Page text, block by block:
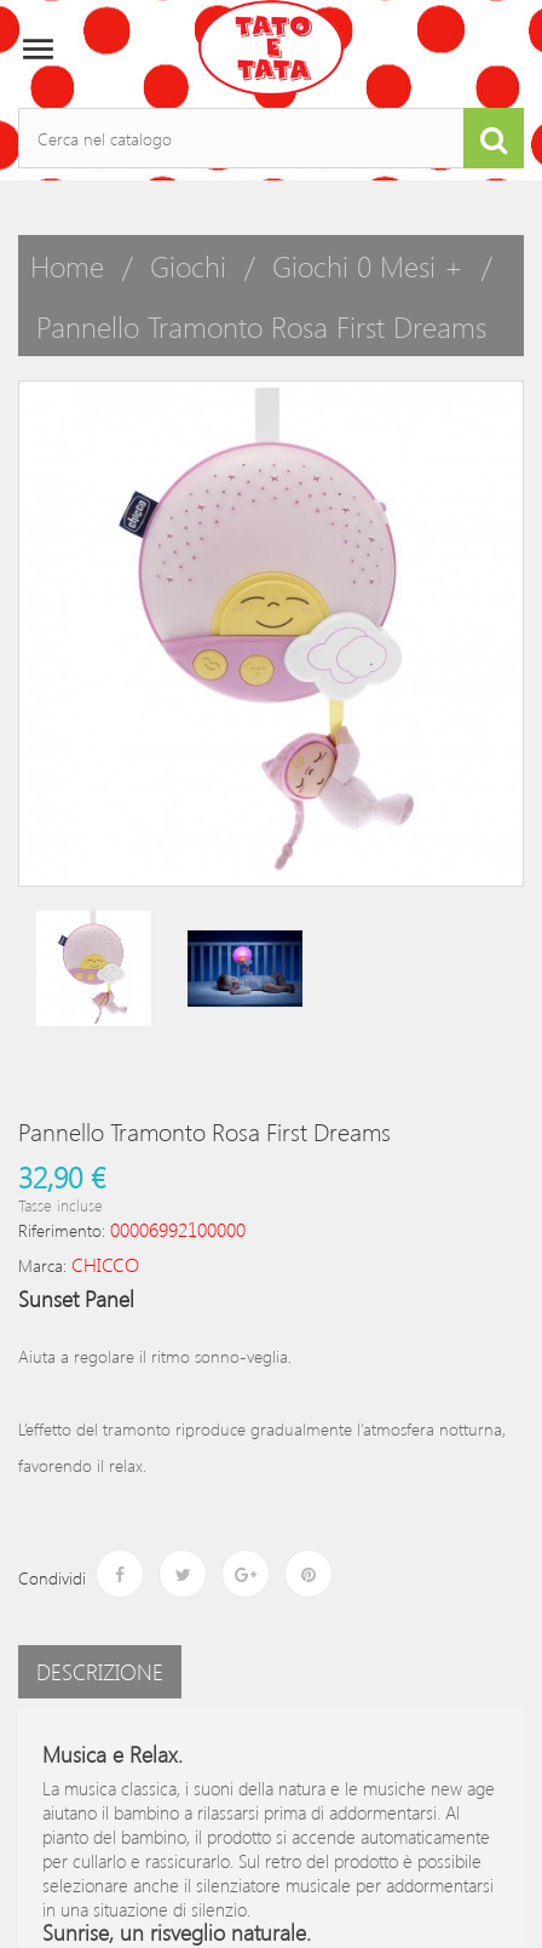

Home Giochi
Giochi 0 Mesi +
Pannello Tramonto Rosa First Dreams
Pannello Tramonto Rosa First Dreams
32,90 €
Tasse incluse
Riferimento: 00006992100000
Marca: CHICCO
Sunset Panel
Aiuta a regolare il ritmo sonno-veglia.
L’effetto del tramonto riproduce gradualmente l’atmosfera notturna,
favorendo il relax.
Condividi
DESCRIZIONE
Musica e Relax.
La musica classica, i suoni della natura e le musiche new age
aiutano il bambino a rilassarsi prima di addormentarsi. Al
pianto del bambino, il prodotto si accende automaticamente
per cullarlo e rassicurarlo. Sul retro del prodotto è possibile
selezionare anche il silenziatore musicale per addormentarsi
in una situazione di silenzio.
Sunrise, un risveglio naturale.